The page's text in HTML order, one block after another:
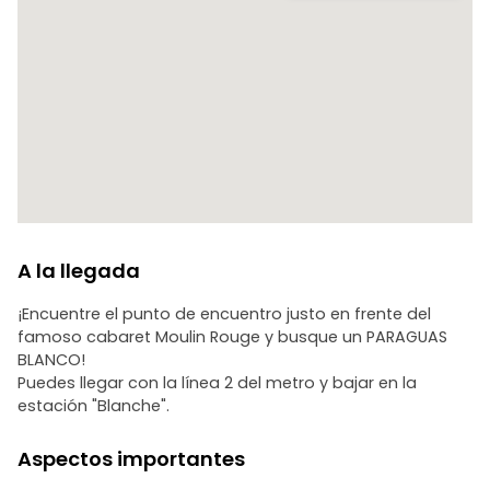
A la llegada
¡Encuentre el punto de encuentro justo en frente del
famoso cabaret Moulin Rouge y busque un PARAGUAS
BLANCO!
Puedes llegar con la línea 2 del metro y bajar en la
estación "Blanche".
Aspectos importantes